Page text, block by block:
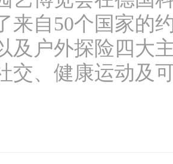
来自50个国家的
及户外探险四大
交、健康运动及